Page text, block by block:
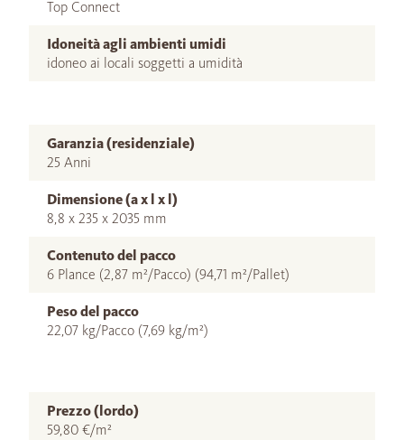
Top Connect
Idoneità agli ambienti umidi
idoneo ai locali soggetti a umidità
Garanzia (residenziale)
25 Anni
Dimensione (a x l x l)
8,8 x 235 x 2035 mm
Contenuto del pacco
6 Plance (2,87 m²/Pacco) (94,71 m²/Pallet)
Peso del pacco
22,07 kg/Pacco (7,69 kg/m²)
Prezzo (lordo)
59,80 €/m²